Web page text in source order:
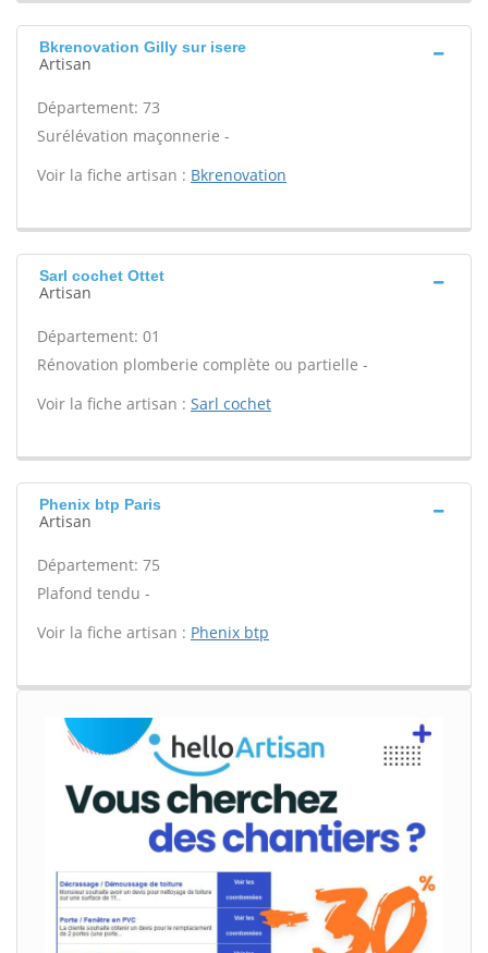
Bkrenovation Gilly sur isere
Artisan
Département: 73
Surélévation maçonnerie -
Voir la fiche artisan : Bkrenovation
Sarl cochet Ottet
Artisan
Département: 01
Rénovation plomberie complète ou partielle -
Voir la fiche artisan : Sarl cochet
Phenix btp Paris
Artisan
Département: 75
Plafond tendu -
Voir la fiche artisan : Phenix btp